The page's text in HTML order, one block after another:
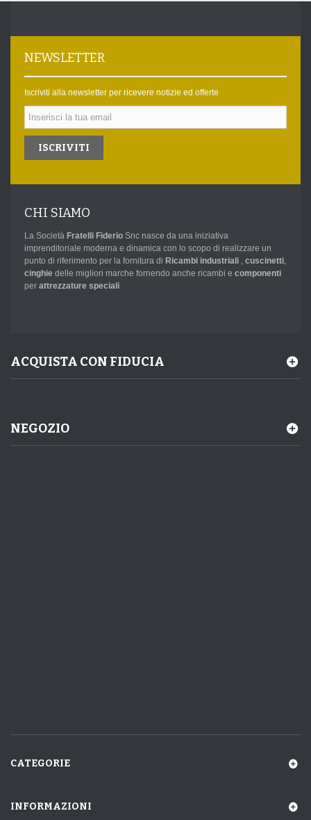
NEWSLETTER
Iscriviti alla newsletter per ricevere notizie ed offerte
ISCRIVITI
CHI SIAMO
La Società Fratelli Fiderio Snc nasce da una iniziativa
imprenditoriale moderna e dinamica con lo scopo di realizzare un
punto di riferimento per la fornitura di Ricambi industriali , cuscinetti,
cinghie delle migliori marche fornendo anche ricambi e componenti
per attrezzature speciali
ACQUISTA CON FIDUCIA
NEGOZIO
CATEGORIE
INFORMAZIONI